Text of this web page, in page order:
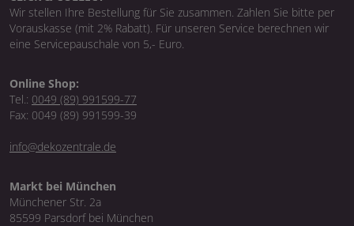
Wir stellen Ihre Bestellung für Sie zusammen. Zahlen Sie bitte per
Vorauskasse (mit 2% Rabatt). Für unseren Service berechnen wir
eine Servicepauschale von 5,- Euro.
Online Shop:
Tel.: 0049 (89) 991599-77
Fax: 0049 (89) 991599-39
info@dekozentrale.de
Markt bei München
Münchener Str. 2a
85599 Parsdorf bei München